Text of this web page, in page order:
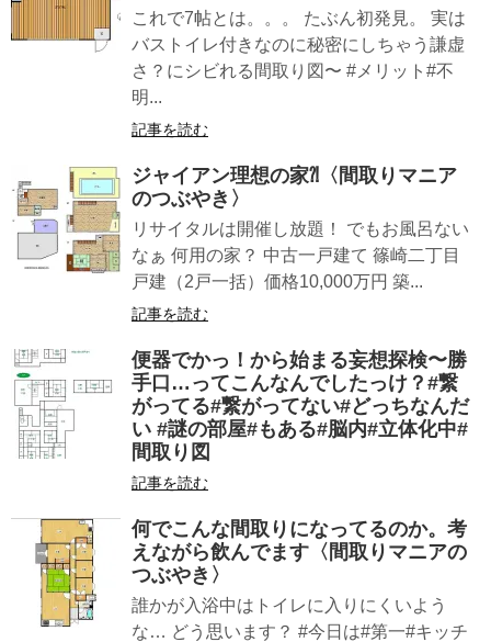
これで7帖とは。。。 たぶん初発見。 実は
バストイレ付きなのに秘密にしちゃう謙虚
さ？にシビれる間取り図〜 #メリット#不
明...
記事を読む
ジャイアン理想の家⁈〈間取りマニア
のつぶやき〉
リサイタルは開催し放題！ でもお風呂ない
なぁ 何用の家？ 中古一戸建て 篠崎二丁目
戸建（2戸一括）価格10,000万円 築...
記事を読む
便器でかっ！から始まる妄想探検〜勝
手口…ってこんなんでしたっけ？#繋
がってる#繋がってない#どっちなんだ
い #謎の部屋#もある#脳内#立体化中#
間取り図
記事を読む
何でこんな間取りになってるのか。考
えながら飲んでます〈間取りマニアの
つぶやき〉
誰かが入浴中はトイレに入りにくいよう
な… どう思います？ #今日は#第一#キッチ